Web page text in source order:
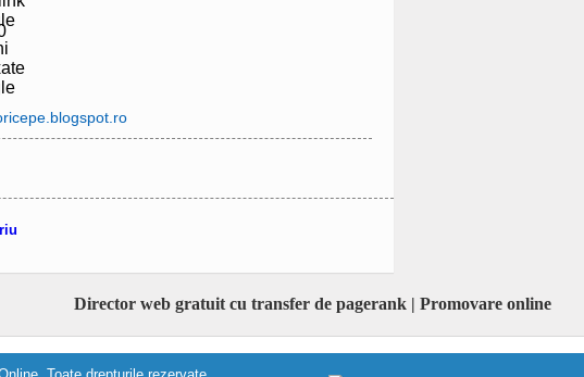
Director web gratuit cu transfer de pagerank | Promovare online